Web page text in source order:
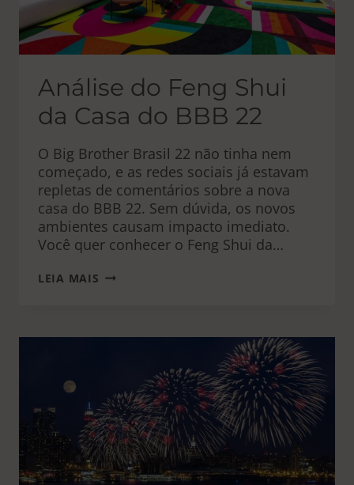
Análise do Feng Shui
da Casa do BBB 22
O Big Brother Brasil 22 não tinha nem
começado, e as redes sociais já estavam
repletas de comentários sobre a nova
casa do BBB 22. Sem dúvida, os novos
ambientes causam impacto imediato.
Você quer conhecer o Feng Shui da…
LEIA MAIS ANÁLISE